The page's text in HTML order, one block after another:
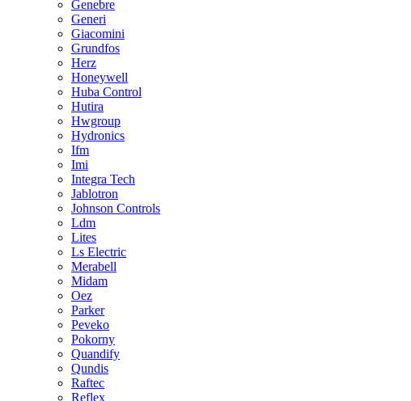
Genebre
Generi
Giacomini
Grundfos
Herz
Honeywell
Huba Control
Hutira
Hwgroup
Hydronics
Ifm
Imi
Integra Tech
Jablotron
Johnson Controls
Ldm
Lites
Ls Electric
Merabell
Midam
Oez
Parker
Peveko
Pokorny
Quandify
Qundis
Raftec
Reflex